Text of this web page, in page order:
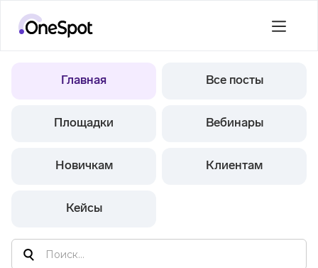
Главная Все посты
Площадки Вебинары
Новичкам Клиентам
Кейсы